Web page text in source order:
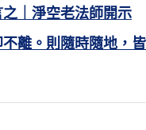
｜淨空老法師開示
離。則隨時隨地，